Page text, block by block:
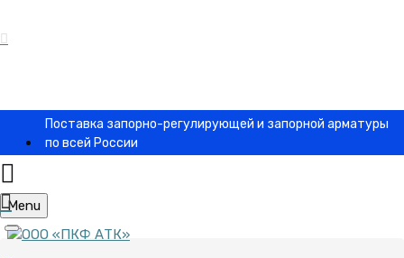
Поставка запорно-регулирующей и запорной арматуры
по всей России
Menu